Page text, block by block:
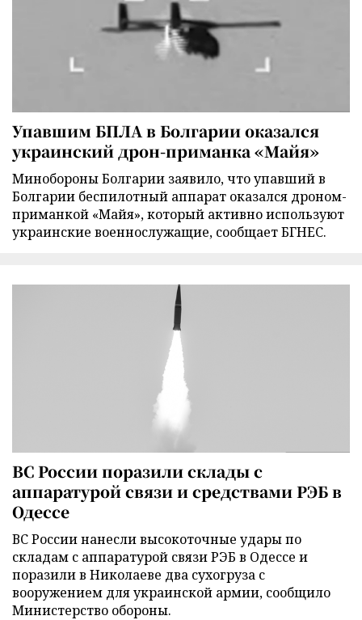
Упавшим БПЛА в Болгарии оказался
украинский дрон-приманка «Майя»
Минобороны Болгарии заявило, что упавший в
Болгарии беспилотный аппарат оказался дроном-
приманкой «Майя», который активно используют
украинские военнослужащие, сообщает БГНЕС.
ВС России поразили склады с
аппаратурой связи и средствами РЭБ в
Одессе
ВС России нанесли высокоточные удары по
складам с аппаратурой связи РЭБ в Одессе и
поразили в Николаеве два сухогруза с
вооружением для украинской армии, сообщило
Министерство обороны.